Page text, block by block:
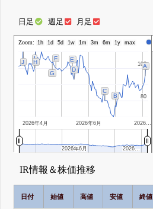
日足 週足 月足
Zoom: 1h 1d 5d 1w 1m 3m 6m 1y max
2026年4月 2026年6月 2026…
80
80
100
100
J
I
H
G
F
E
D
C
B
A
2026年6月
2026年6月 2026…
2026…
IR情報＆株価推移
日付 始値 高値 安値 終値